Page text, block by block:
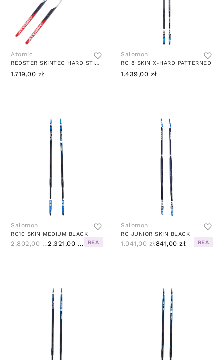
Atomic
REDSTER SKINTEC HARD STIFF RED/BLACK
1.719,00 zł
Salomon
RC 8 SKIN X-HARD PATTERNED
1.439,00 zł
Salomon
RC10 SKIN MEDIUM BLACK
2.802,00 zł 2.321,00 zł REA
Salomon
RC JUNIOR SKIN BLACK
1.041,00 zł841,00 zł REA